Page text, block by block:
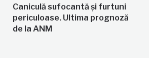
Caniculă sufocantă și furtuni
periculoase. Ultima prognoză
de la ANM